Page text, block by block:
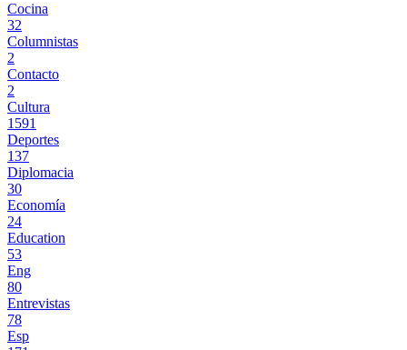
Cocina
32
Columnistas
2
Contacto
2
Cultura
1591
Deportes
137
Diplomacia
30
Economía
24
Education
53
Eng
80
Entrevistas
78
Esp